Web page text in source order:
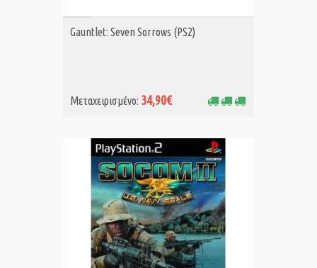
ΑΓΟΡΑ MET.
Gauntlet: Seven Sorrows (PS2)
Μεταχειρισμένο: 34,90€